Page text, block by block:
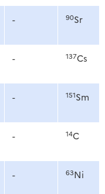
- 90Sr
- 137Cs
- 151Sm
- 14C
- 63Ni